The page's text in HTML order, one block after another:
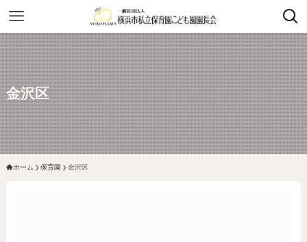
金沢区
ホーム 保育園 金沢区